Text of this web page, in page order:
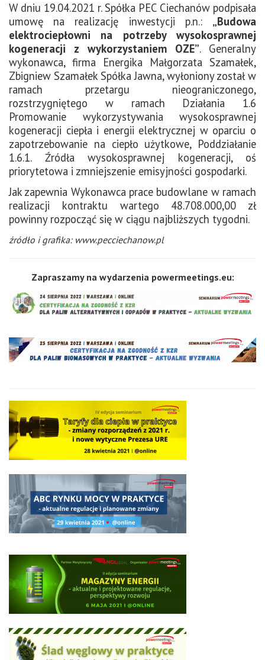
W dniu 19.04.2021 r. Spółka PEC Ciechanów podpisała
umowę na realizację inwestycji p.n.: „Budowa
elektrociepłowni na potrzeby wysokosprawnej
kogeneracji z wykorzystaniem OZE”. Generalny
wykonawca, firma Energika Małgorzata Szamałek,
Zbigniew Szamałek Spółka Jawna, wyłoniony został w
ramach przetargu nieograniczonego,
rozstrzygniętego w ramach Działania 1.6
Promowanie wykorzystywania wysokosprawnej
kogeneracji ciepła i energii elektrycznej w oparciu o
zapotrzebowanie na ciepło użytkowe, Poddziałanie
1.6.1. Źródła wysokosprawnej kogeneracji, oś
priorytetowa i zmniejszenie emisyjności gospodarki.
Jak zapewnia Wykonawca prace budowlane w ramach
realizacji kontraktu wartego 48.708.000,00 zł
powinny rozpocząć się w ciągu najbliższych tygodni.
źródło i grafika: www.pecciechanow.pl
Zapraszamy na wydarzenia powermeetings.eu: